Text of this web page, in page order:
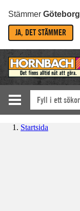
Stämmer Göteborg
JA, DET STÄMMER
Startsida